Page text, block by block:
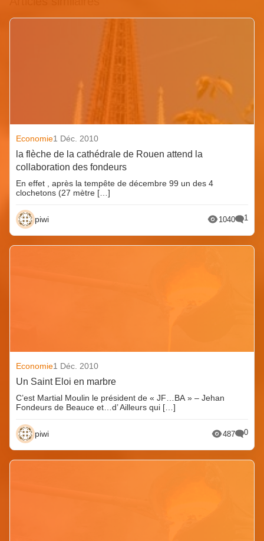
Economie1 Déc. 2010
la flèche de la cathédrale de Rouen attend la
collaboration des fondeurs
En effet , après la tempête de décembre 99 un des 4
clochetons (27 mètre […]
piwi 1040 1
Economie1 Déc. 2010
Un Saint Eloi en marbre
C’est Martial Moulin le président de « JF…BA » – Jehan
Fondeurs de Beauce et…d’ Ailleurs qui […]
piwi 487 0